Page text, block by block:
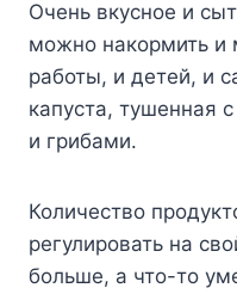
Очень вкусное и
можно накормить и
работы, и детей, и
капуста, тушенная
и грибами.
Количество
регулировать на
больше, а что-то